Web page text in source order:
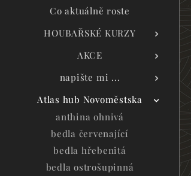
Co aktuálně roste
HOUBAŘSKÉ KURZY
AKCE
napište mi ...
Atlas hub Novoměstska
anthina ohnivá
bedla červenající
bedla hřebenitá
bedla ostrošupinná